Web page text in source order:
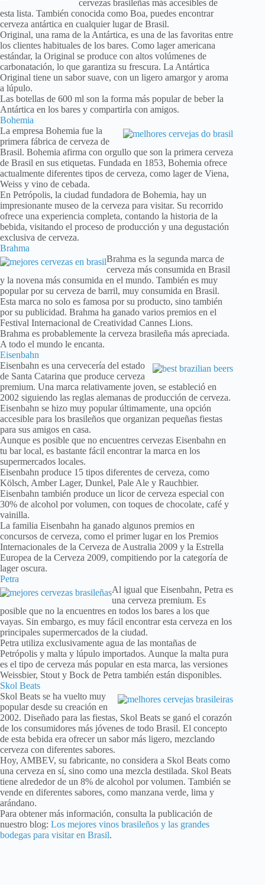
cervezas brasileñas más accesibles de
esta lista. También conocida como Boa, puedes encontrar
cerveza antártica en cualquier lugar de Brasil.
Original, una rama de la Antártica, es una de las favoritas entre
los clientes habituales de los bares. Como lager americana
estándar, la Original se produce con altos volúmenes de
carbonatación, lo que garantiza su frescura. La Antártica
Original tiene un sabor suave, con un ligero amargor y aroma
a lúpulo.
Las botellas de 600 ml son la forma más popular de beber la
Antártica en los bares y compartirla con amigos.
Bohemia
La empresa Bohemia fue la
primera fábrica de cerveza de
Brasil. Bohemia afirma con orgullo que son la primera cerveza
de Brasil en sus etiquetas. Fundada en 1853, Bohemia ofrece
actualmente diferentes tipos de cerveza, como lager de Viena,
Weiss y vino de cebada.
En Petrópolis, la ciudad fundadora de Bohemia, hay un
impresionante museo de la cerveza para visitar. Su recorrido
ofrece una experiencia completa, contando la historia de la
bebida, visitando el proceso de producción y una degustación
exclusiva de cerveza.
Brahma
Brahma es la segunda marca de
cerveza más consumida en Brasil
y la novena más consumida en el mundo. También es muy
popular por su cerveza de barril, muy consumida en Brasil.
Esta marca no solo es famosa por su producto, sino también
por su publicidad. Brahma ha ganado varios premios en el
Festival Internacional de Creatividad Cannes Lions.
Brahma es probablemente la cerveza brasileña más apreciada.
A todo el mundo le encanta.
Eisenbahn
Eisenbahn es una cervecería del estado
de Santa Catarina que produce cerveza
premium. Una marca relativamente joven, se estableció en
2002 siguiendo las reglas alemanas de producción de cerveza.
Eisenbahn se hizo muy popular últimamente, una opción
accesible para los brasileños que organizan pequeñas fiestas
para sus amigos en casa.
Aunque es posible que no encuentres cervezas Eisenbahn en
tu bar local, es bastante fácil encontrar la marca en los
supermercados locales.
Eisenbahn produce 15 tipos diferentes de cerveza, como
Kölsch, Amber Lager, Dunkel, Pale Ale y Rauchbier.
Eisenbahn también produce un licor de cerveza especial con
30% de alcohol por volumen, con toques de chocolate, café y
vainilla.
La familia Eisenbahn ha ganado algunos premios en
concursos de cerveza, como el primer lugar en los Premios
Internacionales de la Cerveza de Australia 2009 y la Estrella
Europea de la Cerveza 2009, compitiendo por la categoría de
lager oscura.
Petra
Al igual que Eisenbahn, Petra es
una cerveza premium. Es
posible que no la encuentres en todos los bares a los que
vayas. Sin embargo, es muy fácil encontrar esta cerveza en los
principales supermercados de la ciudad.
Petra utiliza exclusivamente agua de las montañas de
Petrópolis y malta y lúpulo importados. Aunque la malta pura
es el tipo de cerveza más popular en esta marca, las versiones
Weissbier, Stout y Bock de Petra también están disponibles.
Skol Beats
Skol Beats se ha vuelto muy
popular desde su creación en
2002. Diseñado para las fiestas, Skol Beats se ganó el corazón
de los consumidores más jóvenes de todo Brasil. El concepto
de esta bebida era ofrecer un sabor más ligero, mezclando
cerveza con diferentes sabores.
Hoy, AMBEV, su fabricante, no considera a Skol Beats como
una cerveza en sí, sino como una mezcla destilada. Skol Beats
tiene alrededor de un 8% de alcohol por volumen. También se
vende en diferentes sabores, como manzana verde, lima y
arándano.
Para obtener más información, consulta la publicación de
nuestro blog: Los mejores vinos brasileños y las grandes
bodegas para visitar en Brasil.